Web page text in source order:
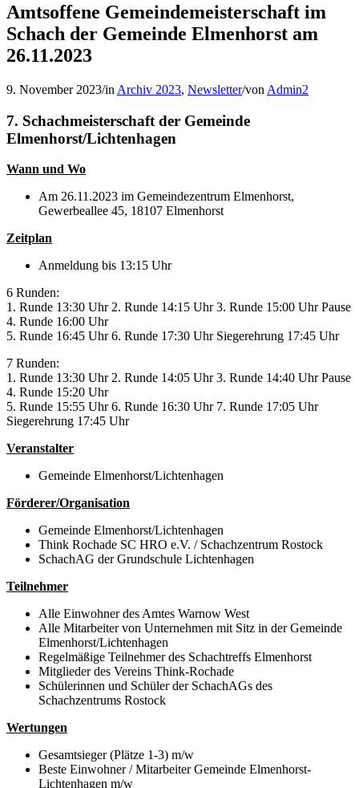
Amtsoffene Gemeindemeisterschaft im
Schach der Gemeinde Elmenhorst am
26.11.2023
9. November 2023/in Archiv 2023, Newsletter/von Admin2
7. Schachmeisterschaft der Gemeinde
Elmenhorst/Lichtenhagen
Wann und Wo
Am 26.11.2023 im Gemeindezentrum Elmenhorst,
Gewerbeallee 45, 18107 Elmenhorst
Zeitplan
Anmeldung bis 13:15 Uhr
6 Runden:
1. Runde 13:30 Uhr 2. Runde 14:15 Uhr 3. Runde 15:00 Uhr Pause
4. Runde 16:00 Uhr
5. Runde 16:45 Uhr 6. Runde 17:30 Uhr Siegerehrung 17:45 Uhr
7 Runden:
1. Runde 13:30 Uhr 2. Runde 14:05 Uhr 3. Runde 14:40 Uhr Pause
4. Runde 15:20 Uhr
5. Runde 15:55 Uhr 6. Runde 16:30 Uhr 7. Runde 17:05 Uhr
Siegerehrung 17:45 Uhr
Veranstalter
Gemeinde Elmenhorst/Lichtenhagen
Förderer/Organisation
Gemeinde Elmenhorst/Lichtenhagen
Think Rochade SC HRO e.V. / Schachzentrum Rostock
SchachAG der Grundschule Lichtenhagen
Teilnehmer
Alle Einwohner des Amtes Warnow West
Alle Mitarbeiter von Unternehmen mit Sitz in der Gemeinde
Elmenhorst/Lichtenhagen
Regelmäßige Teilnehmer des Schachtreffs Elmenhorst
Mitglieder des Vereins Think-Rochade
Schülerinnen und Schüler der SchachAGs des
Schachzentrums Rostock
Wertungen
Gesamtsieger (Plätze 1-3) m/w
Beste Einwohner / Mitarbeiter Gemeinde Elmenhorst-
Lichtenhagen m/w